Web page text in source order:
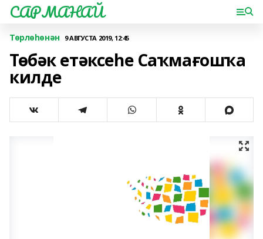
САРМАНАЙ
Төрлөһөнән 9 АВГУСТА 2019, 12:45
Төбәк етәксеһе Саҡмағошҡа
килде